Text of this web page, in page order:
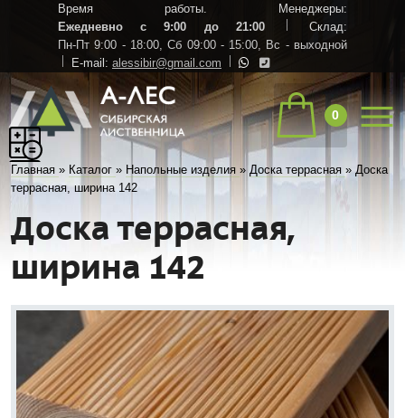
Время работы. Менеджеры:
Ежедневно с 9:00 до 21:00
Склад:
Пн-Пт 9:00 - 18:00, Сб 09:00 - 15:00, Вс - выходной
E-mail: alessibir@gmail.com
0
Главная » Каталог » Напольные изделия »Доска террасная »Доска
террасная, ширина 142
Доска террасная,
ширина 142